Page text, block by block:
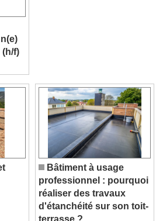
loading.
Skip Forward
0:00
currently behind liveLIVE
f)
Bâtiment à usage
professionnel : pourquoi
réaliser des travaux
d'étanchéité sur son toit-